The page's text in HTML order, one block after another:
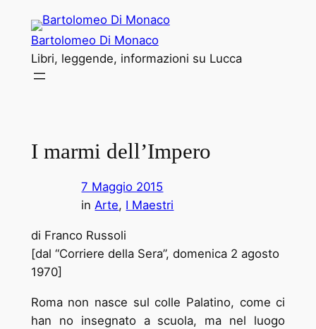
contenuto
Bartolomeo Di Monaco
Libri, leggende, informazioni su Lucca
I marmi dell’Impero
7 Maggio 2015
inArte, I Maestri
di Franco Russoli
[dal “Corriere della Sera”, domenica 2 agosto
1970]
Roma non nasce sul colle Palatino, come ci
han ­no insegnato a scuola, ma nel luogo